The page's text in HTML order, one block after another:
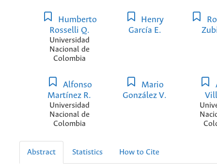
Humberto
Rosselli Q.
Universidad
Nacional de
Colombia
Henry
García E.
Alfonso
Martínez R.
Universidad
Nacional de
Colombia
Mario
González V.
Abstract Statistics How to Cite